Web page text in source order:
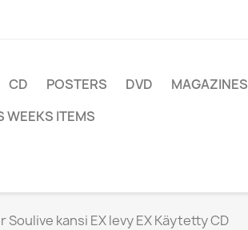
CD POSTERS DVD MAGAZINES
WEEKS ITEMS
Soulive kansi EX levy EX Käytetty CD